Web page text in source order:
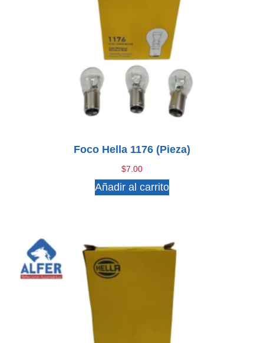
Foco Hella 1176 (pieza)
$7.00
Añadir al carrito